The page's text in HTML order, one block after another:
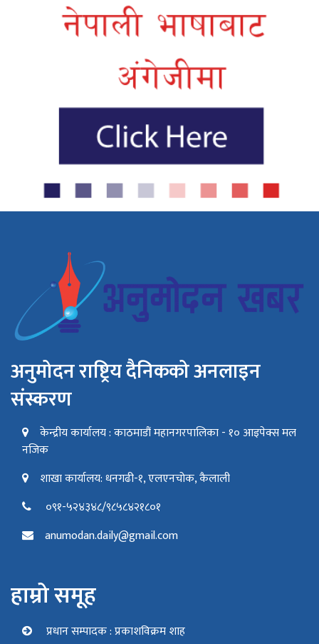
अनुमोदन राष्ट्रिय दैनिकको अनलाइन
संस्करण
केन्द्रीय कार्यालय : काठमाडौं महानगरपालिका - १० आइपेक्स मल
नजिक
शाखा कार्यालय: धनगढी-१, एलएनचोक, कैलाली
०९१-५२४३४८/९८५८४२१८०१
anumodan.daily@gmail.com
हाम्रो समूह
प्रधान सम्पादक : प्रकाशविक्रम शाह